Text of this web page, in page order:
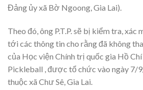
Đảng ủy xã Bờ Ngoong, Gia Lai).
Theo đó, ông P.T.P. sẽ bị kiểm tra, xác
tới các thông tin cho rằng đã không
của Học viện Chính trị quốc gia Hồ
Pickleball , được tổ chức vào ngày 7/
thuộc xã Chư Sê, Gia Lai.